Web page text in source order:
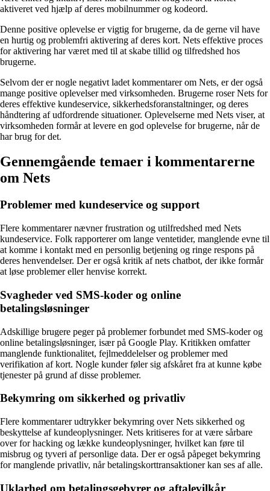
aktiveret ved hjælp af deres mobilnummer og kodeord.
Denne positive oplevelse er vigtig for brugerne, da de gerne vil have
en hurtig og problemfri aktivering af deres kort. Nets effektive proces
for aktivering har været med til at skabe tillid og tilfredshed hos
brugerne.
Selvom der er nogle negativt ladet kommentarer om Nets, er der også
mange positive oplevelser med virksomheden. Brugerne roser Nets for
deres effektive kundeservice, sikkerhedsforanstaltninger, og deres
håndtering af udfordrende situationer. Oplevelserne med Nets viser, at
virksomheden formår at levere en god oplevelse for brugerne, når de
har brug for det.
Gennemgående temaer i kommentarerne
om Nets
Problemer med kundeservice og support
Flere kommentarer nævner frustration og utilfredshed med Nets
kundeservice. Folk rapporterer om lange ventetider, manglende evne til
at komme i kontakt med en personlig betjening og ringe respons på
deres henvendelser. Der er også kritik af nets chatbot, der ikke formår
at løse problemer eller henvise korrekt.
Svagheder ved SMS-koder og online
betalingsløsninger
Adskillige brugere peger på problemer forbundet med SMS-koder og
online betalingsløsninger, især på Google Play. Kritikken omfatter
manglende funktionalitet, fejlmeddelelser og problemer med
verifikation af kort. Nogle kunder føler sig afskåret fra at kunne købe
tjenester på grund af disse problemer.
Bekymring om sikkerhed og privatliv
Flere kommentarer udtrykker bekymring over Nets sikkerhed og
beskyttelse af kundeoplysninger. Nets kritiseres for at være sårbare
over for hacking og lække kundeoplysninger, hvilket kan føre til
misbrug og tyveri af personlige data. Der er også påpeget bekymring
for manglende privatliv, når betalingskorttransaktioner kan ses af alle.
Uklarhed om betalingsgebyrer og aftalevilkår